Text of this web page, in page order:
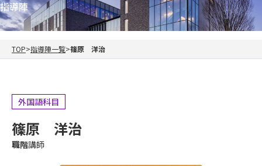
指導陣
TOP 指導陣一覧 篠原 洋治
外国語科目
篠原 洋治
職階講師